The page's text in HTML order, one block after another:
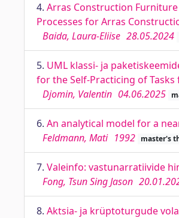
4. Arras Construction
Processes for Arras
Baida, Laura-Eliise 28.05.2024
5. UML klassi- ja
for the Self-Practicing of Tasks
Djomin, Valentin 04.06.2025
6. An analytical model for a
Feldmann, Mati 1992 master's
7. Valeinfo: vastunarratiivide
Fong, Tsun Sing Jason
8. Aktsia- ja krüptoturgude